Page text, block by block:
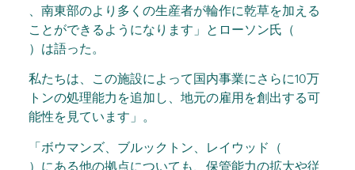
、南東部のより多くの生産者が輪作に乾草を加える
ことができるようになります」とローソン氏（
）は語った。
私たちは、この施設によって国内事業にさらに10万
トンの処理能力を追加し、地元の雇用を創出する可
能性を見ています」。
「ボウマンズ、ブルックトン、レイウッド（
）にある他の拠点についても、保管能力の拡大や従